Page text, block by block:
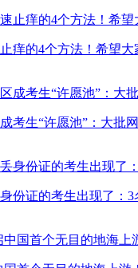
痒的4个方法！希望大
考生“许愿池”：大批
份证的考生出现了：3